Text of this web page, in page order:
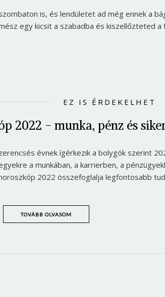
is, és lendületet ad még ennek a
egy kicsit a szabadba és kiszellőzteted
EZ IS ÉRDEKELHET
2022 - munka, pénz és
évnek ígérkezik a bolygók szerint
a munkában, a karrierben, a
2022 összefoglalja legfontosabb
TOVÁBB OLVASOM